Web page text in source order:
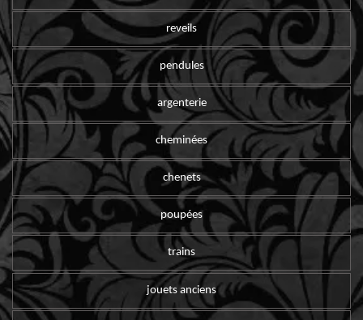
reveils
pendules
argenterie
cheminées
chenets
poupées
trains
jouets anciens